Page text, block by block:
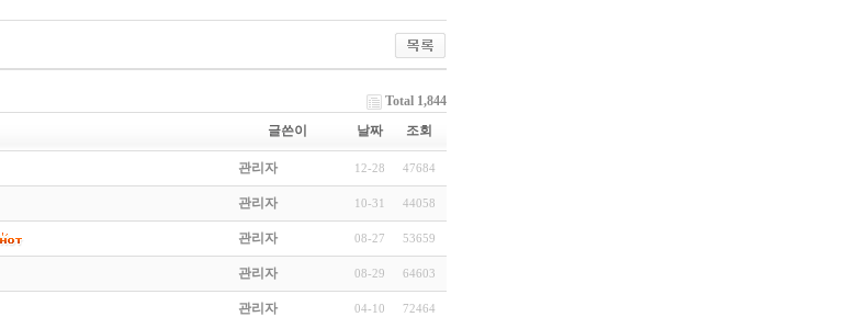
Total 1,844
글쓴이 날짜 조회
관리자 12-28 47684
관리자 10-31 44058
관리자 08-27 53659
관리자 08-29 64603
관리자 04-10 72464